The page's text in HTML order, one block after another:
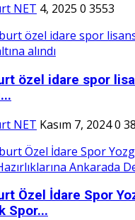
NET 4, 2025 0 3553
özel idare spor
NET Kasım 7, 20240
Özel İdare Spor
Spor...